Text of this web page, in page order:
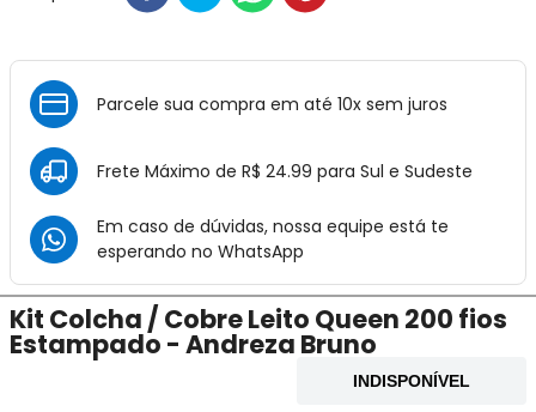
Parcele sua compra em até 10x sem juros
Frete Máximo de R$ 24.99 para Sul e Sudeste
Em caso de dúvidas, nossa equipe está te
esperando no WhatsApp
Kit Colcha / Cobre Leito Queen 200 fios
Estampado - Andreza Bruno
INDISPONÍVEL